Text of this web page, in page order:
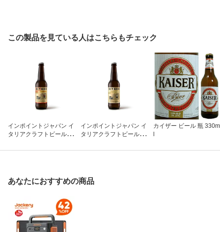
この製品を見ている人はこちらもチェック
インポイントジャパン イ
タリアクラフトビール ビ
インポイントジャパン イ
タリアクラフトビールビ
カイザー ビール 瓶 330m
あなたにおすすめの商品